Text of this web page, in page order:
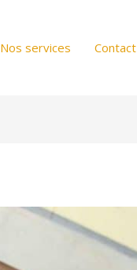
Nos services Contact